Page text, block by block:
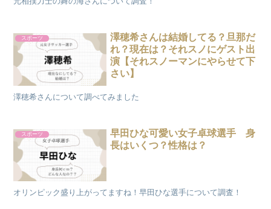
スポーツ
澤穂希さんは結婚してる？旦那だ
れ？現在は？それスノにゲスト出
演【それスノーマンにやらせて下
さい】
澤穂希さんについて調べてみました
スポーツ
早田ひな可愛い女子卓球選手 身
長はいくつ？性格は？
オリンピック盛り上がってますね！早田ひな選手について調査！